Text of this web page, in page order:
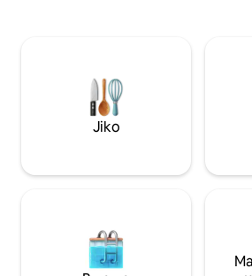
vya Adirondack, michezo ya nyasi kwa
ajili ya kufurahia ekari 1.5 na mandhari
maji. Ufukwe wa mchanga wa jumuiya
barabarani kwa ajili ya kutembea na
Jiko